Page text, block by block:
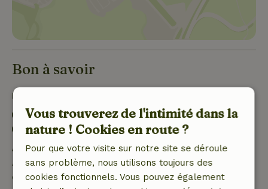
Bon à savoir
Détails du séjour
Arrivée: 15:00- 19:00
Départ: 07:00- 10:00
Annulation gratuite dans les 7 jours
Annulation gratuite dans les 7 jours suivant la
confirmation de ta réservation, à condition que la
Vous trouverez de l'intimité dans la
nature ! Cookies en route ?
Pour que votre visite sur notre site se déroule
sans problème, nous utilisons toujours des
cookies fonctionnels. Vous pouvez également